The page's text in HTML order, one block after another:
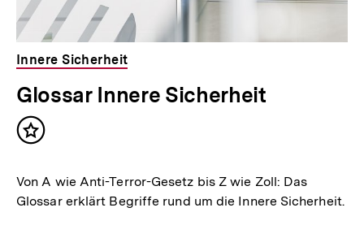
Innere Sicherheit
Glossar Innere Sicherheit
Inhalt
Von A wie Anti-Terror-Gesetz bis Z wie Zoll: Das
Glossar erklärt Begriffe rund um die Innere Sicherheit.